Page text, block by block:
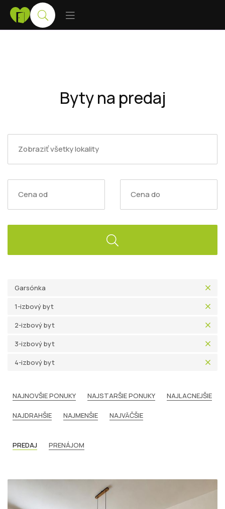
Byty na predaj
Garsónka
1-izbový byt
2-izbový byt
3-izbový byt
4-izbový byt
NAJNOVŠIE PONUKY NAJSTARŠIE PONUKY NAJLACNEJŠIE
NAJDRAHŠIE NAJMENŠIE NAJVÄČŠIE
PREDAJ PRENÁJOM